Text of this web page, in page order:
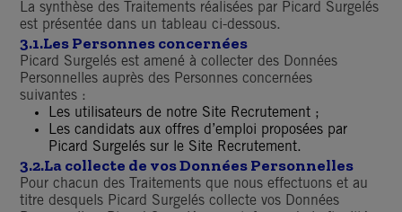
La synthèse des Traitements réalisées par Picard Surgelés
est présentée dans un tableau ci-dessous.
3.1.Les Personnes concernées
Picard Surgelés est amené à collecter des Données
Personnelles auprès des Personnes concernées
suivantes :
Les utilisateurs de notre Site Recrutement ;
Les candidats aux offres d’emploi proposées par
Picard Surgelés sur le Site Recrutement.
3.2.La collecte de vos Données Personnelles
Pour chacun des Traitements que nous effectuons et au
titre desquels Picard Surgelés collecte vos Données